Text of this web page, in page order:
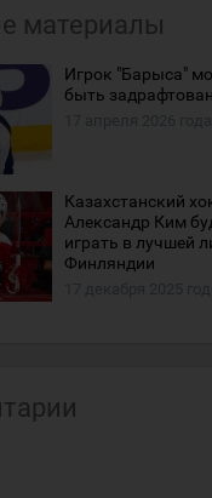
материалы
Игрок "Барыса"
быть
Казахстанский
Александр Ким
играть в лучшей
Финляндии